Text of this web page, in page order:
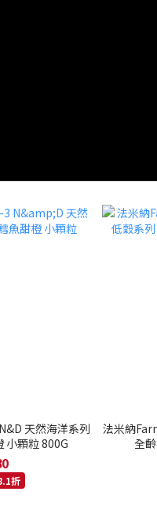
天然海洋系列
小顆粒 800G
折
法米納
全